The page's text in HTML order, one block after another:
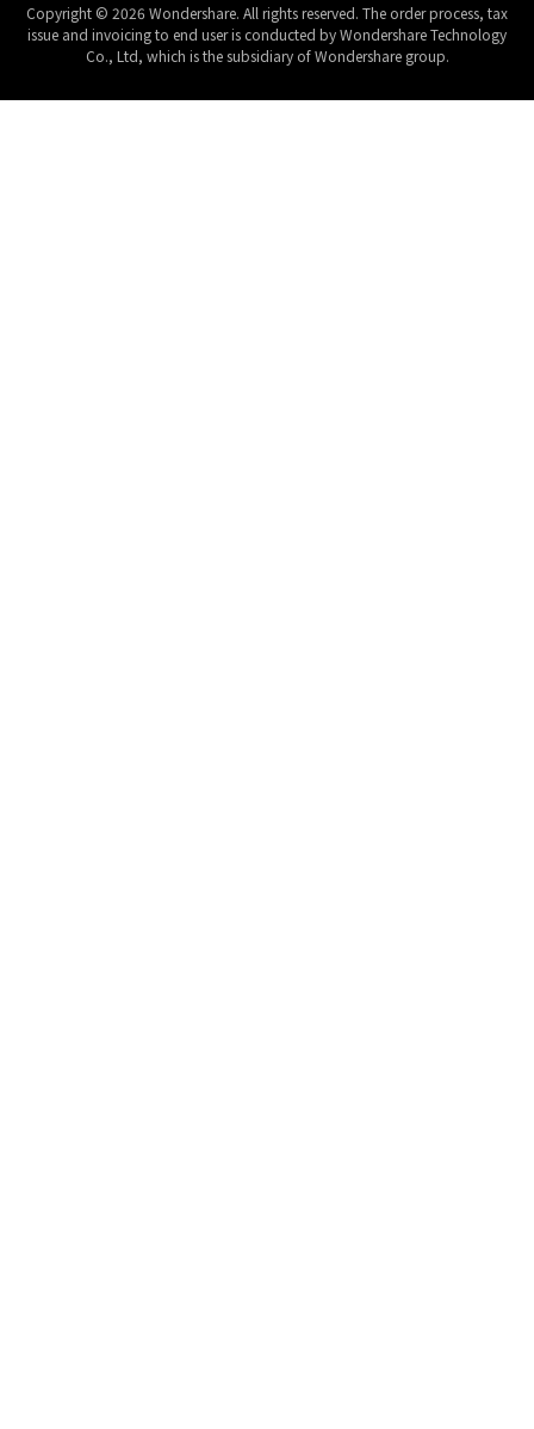
Copyright © 2026 Wondershare. All rights reserved. The order process, tax
issue and invoicing to end user is conducted by Wondershare Technology
Co., Ltd, which is the subsidiary of Wondershare group.